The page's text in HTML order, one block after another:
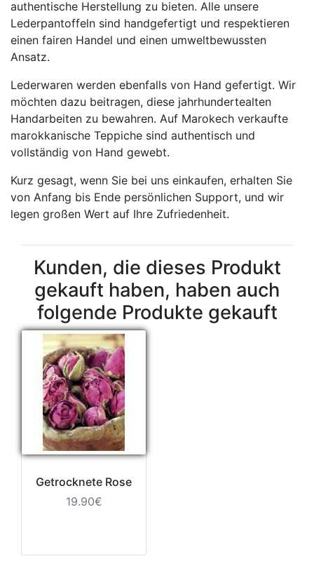
authentische Herstellung zu bieten. Alle unsere
Lederpantoffeln sind handgefertigt und respektieren
einen fairen Handel und einen umweltbewussten
Ansatz.
Lederwaren werden ebenfalls von Hand gefertigt. Wir
möchten dazu beitragen, diese jahrhundertealten
Handarbeiten zu bewahren. Auf Marokech verkaufte
marokkanische Teppiche sind authentisch und
vollständig von Hand gewebt.
Kurz gesagt, wenn Sie bei uns einkaufen, erhalten Sie
von Anfang bis Ende persönlichen Support, und wir
legen großen Wert auf Ihre Zufriedenheit.
Kunden, die dieses Produkt
gekauft haben, haben auch
folgende Produkte gekauft
Getrocknete Rose
19.90€